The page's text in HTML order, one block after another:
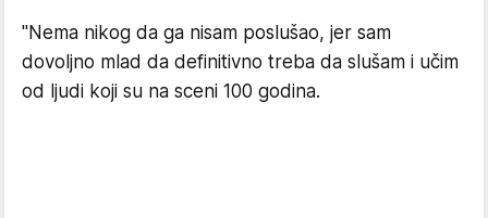
"Nema nikog da ga nisam poslušao, jer sam
dovoljno mlad da definitivno treba da slušam i učim
od ljudi koji su na sceni 100 godina.